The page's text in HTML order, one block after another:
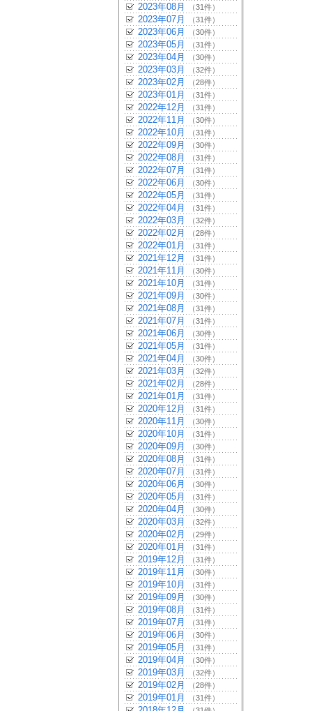
2023年08月 （31件）
2023年07月 （31件）
2023年06月 （30件）
2023年05月 （31件）
2023年04月 （30件）
2023年03月 （32件）
2023年02月 （28件）
2023年01月 （31件）
2022年12月 （31件）
2022年11月 （30件）
2022年10月 （31件）
2022年09月 （30件）
2022年08月 （31件）
2022年07月 （31件）
2022年06月 （30件）
2022年05月 （31件）
2022年04月 （31件）
2022年03月 （32件）
2022年02月 （28件）
2022年01月 （31件）
2021年12月 （31件）
2021年11月 （30件）
2021年10月 （31件）
2021年09月 （30件）
2021年08月 （31件）
2021年07月 （31件）
2021年06月 （30件）
2021年05月 （31件）
2021年04月 （30件）
2021年03月 （32件）
2021年02月 （28件）
2021年01月 （31件）
2020年12月 （31件）
2020年11月 （30件）
2020年10月 （31件）
2020年09月 （30件）
2020年08月 （31件）
2020年07月 （31件）
2020年06月 （30件）
2020年05月 （31件）
2020年04月 （30件）
2020年03月 （32件）
2020年02月 （29件）
2020年01月 （31件）
2019年12月 （31件）
2019年11月 （30件）
2019年10月 （31件）
2019年09月 （30件）
2019年08月 （31件）
2019年07月 （31件）
2019年06月 （30件）
2019年05月 （31件）
2019年04月 （30件）
2019年03月 （32件）
2019年02月 （28件）
2019年01月 （31件）